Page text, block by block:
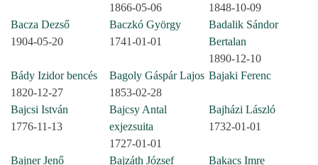
1866-05-06
1848-10-09
Bacza Dezső
1904-05-20
Baczkó György
1741-01-01
Badalik Sándor
Bertalan
1890-12-10
Bády Izidor bencés
1820-12-27
Bagoly Gáspár Lajos
1853-02-28
Bajaki Ferenc
Bajcsi István
1776-11-13
Bajcsy Antal
exjezsuita
1727-01-01
Bajházi László
1732-01-01
Bajner Jenő
Bajzáth József
Bakacs Imre